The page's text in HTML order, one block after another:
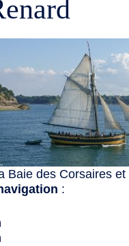
Baie des Corsaires et
: